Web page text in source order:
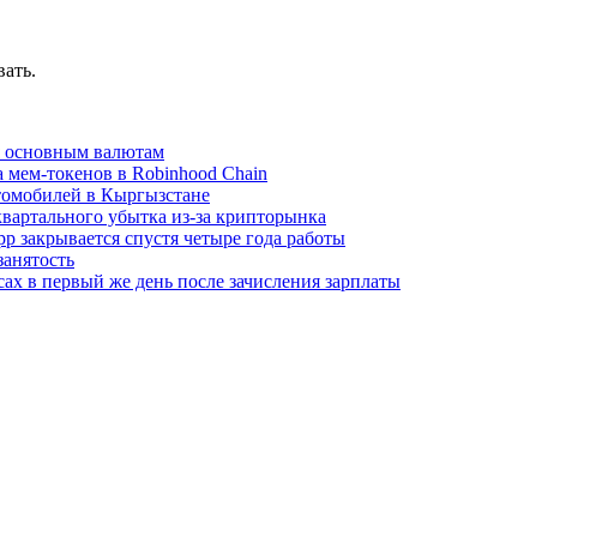
основным валютам
токенов в Robinhood Chain
в Кыргызстане
убытка из-за крипторынка
закрывается спустя четыре года работы
в первый же день после зачисления зарплаты